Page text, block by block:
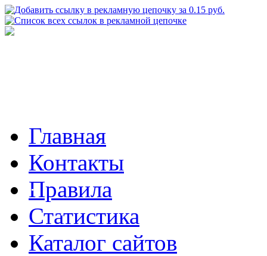
Главная
Контакты
Правила
Статистика
Каталог сайтов